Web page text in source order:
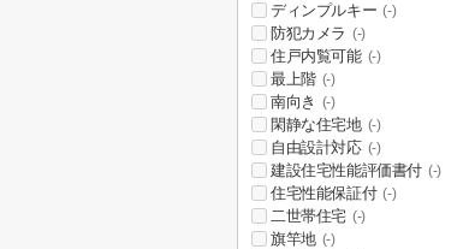
ディンプルキー (-)
防犯カメラ (-)
住戸内覧可能 (-)
最上階 (-)
南向き (-)
閑静な住宅地 (-)
自由設計対応 (-)
建設住宅性能評価書付 (-)
住宅性能保証付 (-)
二世帯住宅 (-)
旗竿地 (-)